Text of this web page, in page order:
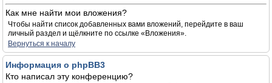
Как мне найти мои вложения?
Чтобы найти список добавленных вами вложений, перейдите в ваш
личный раздел и щёлкните по ссылке «Вложения».
Вернуться к началу
Информация о phpBB3
Кто написал эту конференцию?